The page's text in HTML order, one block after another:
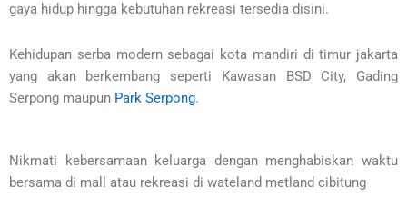
gaya hidup hingga kebutuhan rekreasi tersedia disini.
Kehidupan serba modern sebagai kota mandiri di timur jakarta
yang akan berkembang seperti Kawasan BSD City, Gading
Serpong maupun Park Serpong.
Nikmati kebersamaan keluarga dengan menghabiskan waktu
bersama di mall atau rekreasi di wateland metland cibitung